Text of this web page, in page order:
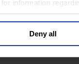
for information
Deny all
ロジー